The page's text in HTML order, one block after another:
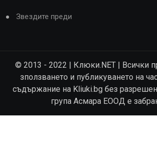
Звездите преди
© 2013 - 2022 | Клюки.NET | Всички
зползването и публикуването на
съдържание на Kliuki.bg без
група Асмара ЕООД е